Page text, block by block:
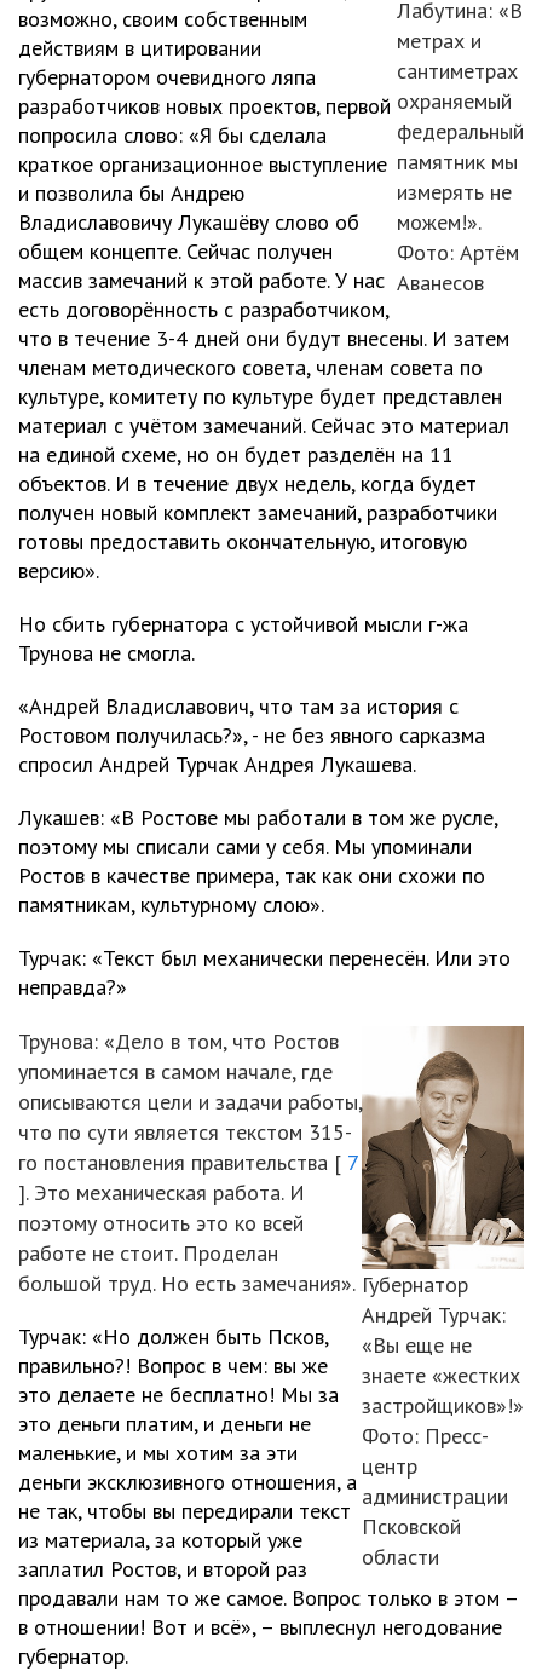
Лабутина: «В
метрах и
сантиметрах
охраняемый
федеральный
памятник мы
измерять не
можем!».
Фото: Артём
Аванесов
возможно, своим собственным
действиям в цитировании
губернатором очевидного ляпа
разработчиков новых проектов, первой
попросила слово: «Я бы сделала
краткое организационное выступление
и позволила бы Андрею
Владиславовичу Лукашёву слово об
общем концепте. Сейчас получен
массив замечаний к этой работе. У нас
есть договорённость с разработчиком,
что в течение 3-4 дней они будут внесены. И затем
членам методического совета, членам совета по
культуре, комитету по культуре будет представлен
материал с учётом замечаний. Сейчас это материал
на единой схеме, но он будет разделён на 11
объектов. И в течение двух недель, когда будет
получен новый комплект замечаний, разработчики
готовы предоставить окончательную, итоговую
версию».
Но сбить губернатора с устойчивой мысли г-жа
Трунова не смогла.
«Андрей Владиславович, что там за история с
Ростовом получилась?», - не без явного сарказма
спросил Андрей Турчак Андрея Лукашева.
Лукашев: «В Ростове мы работали в том же русле,
поэтому мы списали сами у себя. Мы упоминали
Ростов в качестве примера, так как они схожи по
памятникам, культурному слою».
Турчак: «Текст был механически перенесён. Или это
неправда?»
Губернатор
Андрей Турчак:
«Вы еще не
знаете «жестких
застройщиков»!»
Фото: Пресс-
центр
администрации
Псковской
области
Трунова: «Дело в том, что Ростов
упоминается в самом начале, где
описываются цели и задачи работы,
что по сути является текстом 315-
го постановления правительства [ 7
]. Это механическая работа. И
поэтому относить это ко всей
работе не стоит. Проделан
большой труд. Но есть замечания».
Турчак: «Но должен быть Псков,
правильно?! Вопрос в чем: вы же
это делаете не бесплатно! Мы за
это деньги платим, и деньги не
маленькие, и мы хотим за эти
деньги эксклюзивного отношения, а
не так, чтобы вы передирали текст
из материала, за который уже
заплатил Ростов, и второй раз
продавали нам то же самое. Вопрос только в этом –
в отношении! Вот и всё», – выплеснул негодование
губернатор.